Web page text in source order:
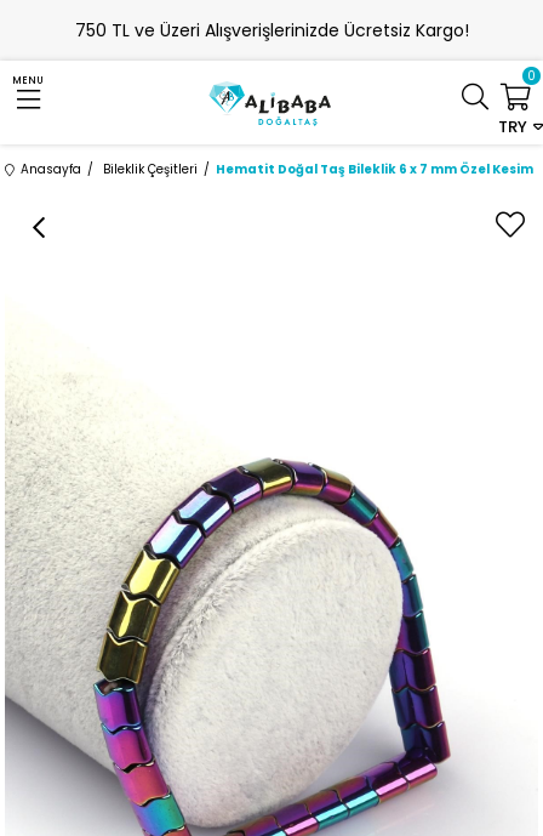
750 TL ve Üzeri Alışverişlerinizde Ücretsiz Kargo!
MENU
TRY
0
Anasayfa Bileklik Çeşitleri Hematit Doğal Taş Bileklik 6 x 7 mm Özel Kesim